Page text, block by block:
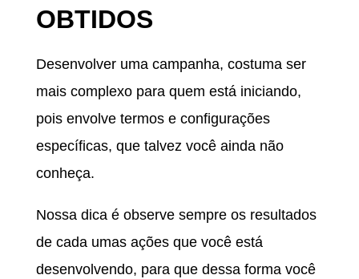
OBTIDOS
Desenvolver uma campanha, costuma ser
mais complexo para quem está iniciando,
pois envolve termos e configurações
específicas, que talvez você ainda não
conheça.
Nossa dica é observe sempre os resultados
de cada umas ações que você está
desenvolvendo, para que dessa forma você